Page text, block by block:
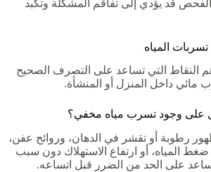
قد يؤدي إلى تفاقم المشكلة وتكبد
المياه
النقاط التي تساعد على التصرف الصحيح
مائي داخل المنزل أو المنشأة.
على وجود تسرب مياه مخفي؟
رطوبة أو تقشر في الدهان، وروائح عفن،
المياه، أو ارتفاع الاستهلاك دون سبب
على الحد من الضرر قبل اتساعه.